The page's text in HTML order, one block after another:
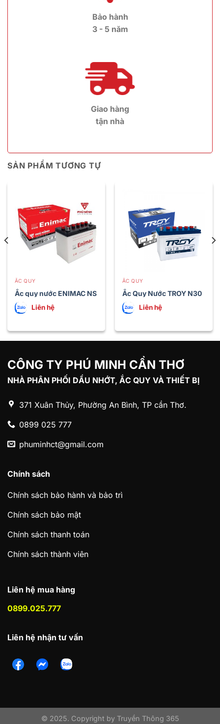
Bảo hành
3 - 5 năm
Giao hàng
tận nhà
SẢN PHẨM TƯƠNG TỰ
ẮC QUY
Ắc quy nước ENIMAC NS
60LS (45Ah)
Liên hệ
ẮC QUY
Ắc Quy Nước TROY N30
– 2 Cọc
Liên hệ
CÔNG TY PHÚ MINH CẦN THƠ
NHÀ PHÂN PHỐI DẦU NHỚT, ẮC QUY VÀ THIẾT BỊ
371 Xuân Thủy, Phường An Bình, TP cần Thơ.
0899 025 777
phuminhct@gmail.com
Chính sách
Chính sách bảo hành và bảo trì
Chính sách bảo mật
Chính sách thanh toán
Chính sách thành viên
Liên hệ mua hàng
0899.025.777
Liên hệ nhận tư vấn
© 2025. Copyright by Truyền Thông 365